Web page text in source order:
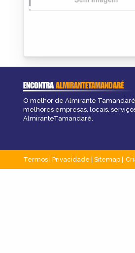
ENCONTRAALMIRANTETAMANDARÉ
O melhor de Almirante Tamandaré
melhores empresas, locais,
AlmiranteTamandaré.
Termos | Privacidade | Sitemap